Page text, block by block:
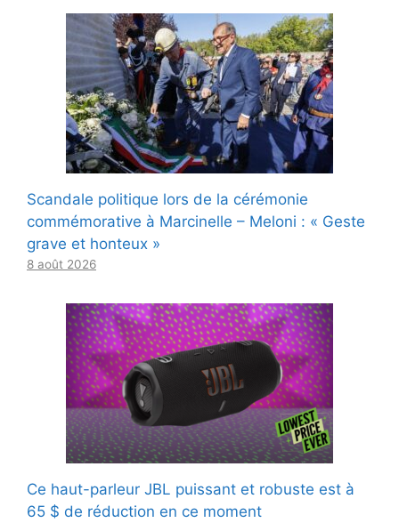
Scandale politique lors de la cérémonie
commémorative à Marcinelle – Meloni : « Geste
grave et honteux »
8 août 2026
Ce haut-parleur JBL puissant et robuste est à
65 $ de réduction en ce moment